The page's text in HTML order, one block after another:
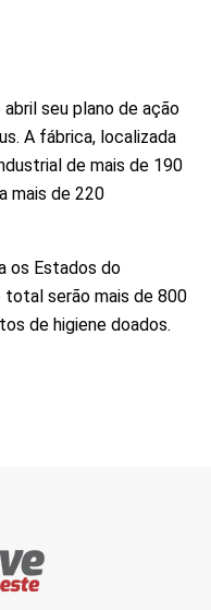
abril seu plano de ação
A fábrica, localizada
de mais de 190
mais de 220
os Estados do
total serão mais de 800
de higiene doados.